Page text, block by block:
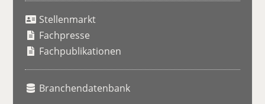
Stellenmarkt
Fachpresse
Fachpublikationen
Branchendatenbank